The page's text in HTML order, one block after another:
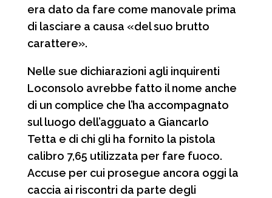
era dato da fare come manovale prima
di lasciare a causa «del suo brutto
carattere».
Nelle sue dichiarazioni agli inquirenti
Loconsolo avrebbe fatto il nome anche
di un complice che l’ha accompagnato
sul luogo dell’agguato a Giancarlo
Tetta e di chi gli ha fornito la pistola
calibro 7,65 utilizzata per fare fuoco.
Accuse per cui prosegue ancora oggi la
caccia ai riscontri da parte degli